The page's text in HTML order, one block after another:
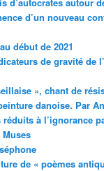
d’un nouveau
début de 2021
de gravité de
», chant de
danoise. Par
à l’ignorance
de « poèmes